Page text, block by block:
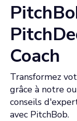
Coach
Transformez
grâce à notre
conseils
avec PitchBob.